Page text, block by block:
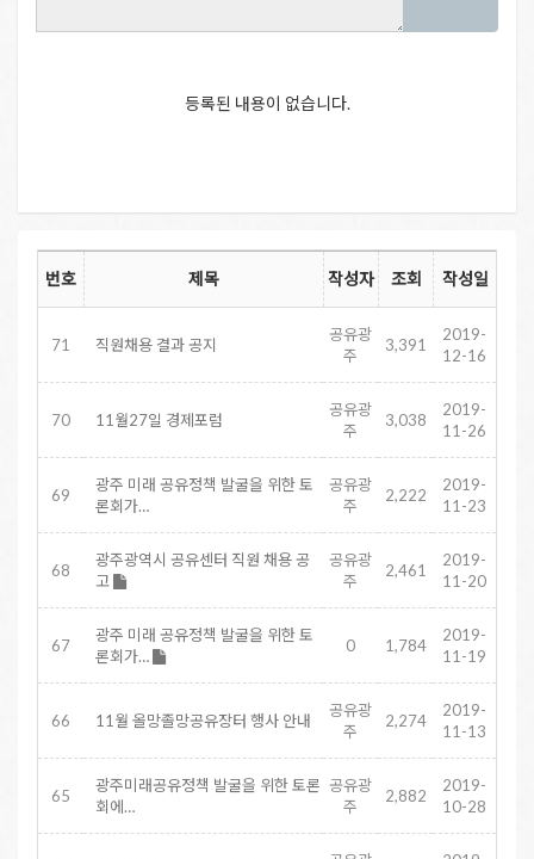
등록된 내용이 없습니다.
번호 제목 작성자 조회 작성일
71 직원채용 결과 공지
공유광
주
3,391
2019-
12-16
70 11월27일 경제포럼
공유광
주
3,038
2019-
11-26
69
광주 미래 공유정책 발굴을 위한 토
론회가…
공유광
주
2,222
2019-
11-23
68
광주광역시 공유센터 직원 채용 공
고
공유광
주
2,461
2019-
11-20
67
광주 미래 공유정책 발굴을 위한 토
론회가…
0 1,784
2019-
11-19
66 11월 올망졸망공유장터 행사 안내
공유광
주
2,274
2019-
11-13
65
광주미래공유정책 발굴을 위한 토론
회에…
공유광
주
2,882
2019-
10-28